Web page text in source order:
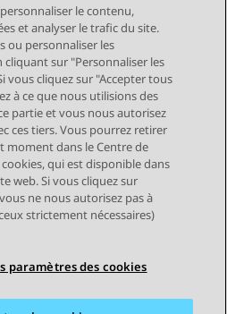
Sujet suivant
le contenu,
et analyser le trafic du site.
ou personnaliser les
cliquant sur "Personnaliser les
vous cliquez sur "Accepter tous
à ce que nous utilisions des
partie et vous nous autorisez
ces tiers. Vous pourrez retirer
dans le Centre de
qui est disponible dans
web. Si vous cliquez sur
ne nous autorisez pas à
strictement nécessaires)
paramètres des cookies